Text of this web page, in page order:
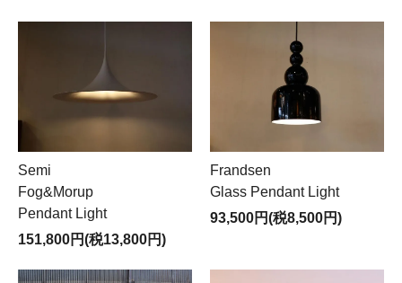
Semi
Fog&Morup
Pendant Light
151,800円(税13,800円)
Frandsen
Glass Pendant Light
93,500円(税8,500円)